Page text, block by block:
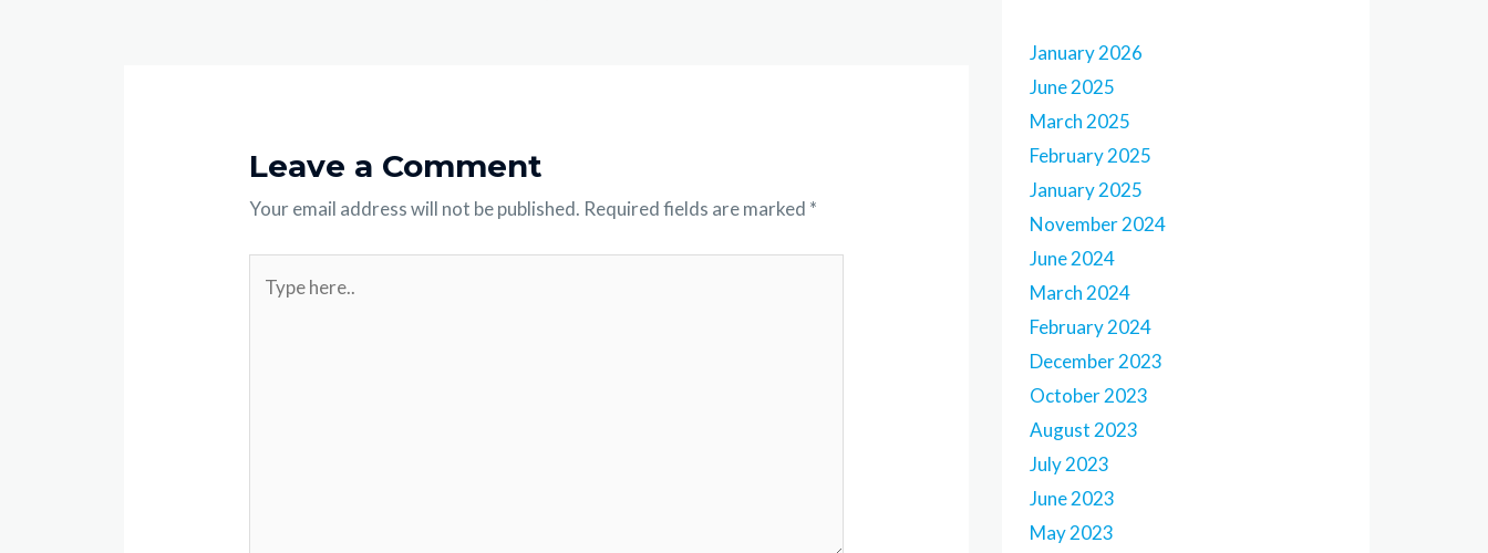
Leave a Comment
Your email address will not be published. Required fields are marked *
January 2026
June 2025
March 2025
February 2025
January 2025
November 2024
June 2024
March 2024
February 2024
December 2023
October 2023
August 2023
July 2023
June 2023
May 2023